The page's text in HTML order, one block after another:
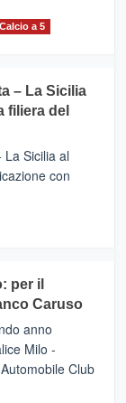
Calcio a 5
– La Sicilia
filiera del
La Sicilia al
con
per il
Caruso
anno
Milo -
Club